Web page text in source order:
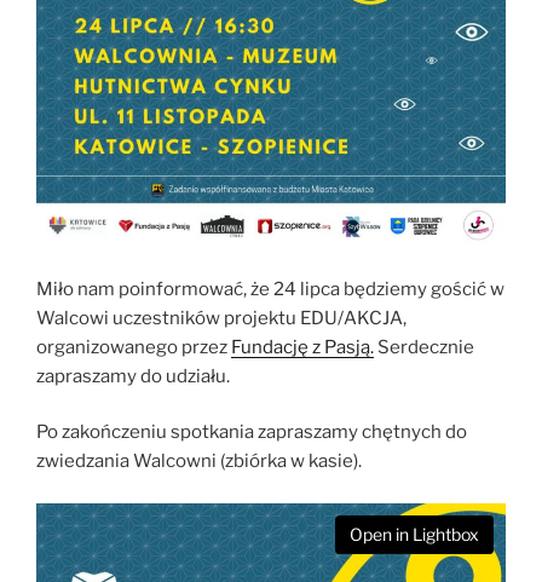
Miło nam poinformować, że 24 lipca będziemy gościć w
Walcowi uczestników projektu EDU/AKCJA,
organizowanego przez Fundację z Pasją. Serdecznie
zapraszamy do udziału.
Po zakończeniu spotkania zapraszamy chętnych do
zwiedzania Walcowni (zbiórka w kasie).
Open in Lightbox